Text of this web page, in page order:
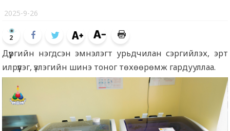
2025-9-26
2
Дүүргийн нэгдсэн эмнэлэгт урьдчилан сэргийлэх, эрт
илрүүлэг, үзлэгийн шинэ тоног төхөөрөмж гардууллаа.